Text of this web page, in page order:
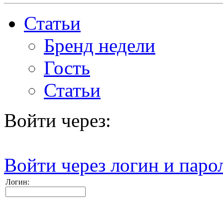
Статьи
Бренд недели
Гость
Статьи
Войти через:
Войти через логин и
Логин: